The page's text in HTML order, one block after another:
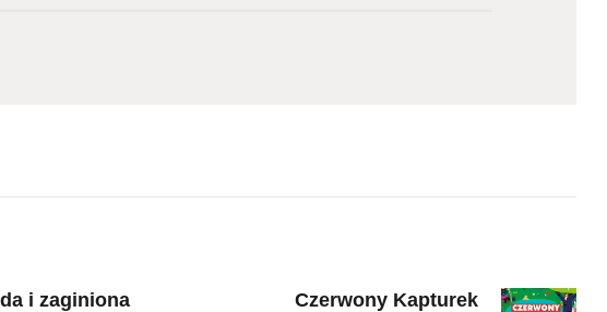
i zaginiona
Next
Czerwony Kapturek